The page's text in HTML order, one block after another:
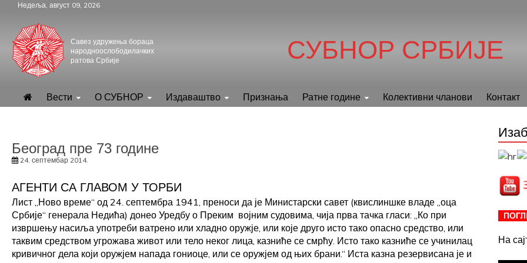
content
Недеља, август 09, 2026
Савез удружења бораца
народноослободилачких
ратова Србије
СУБНОР СРБИЈЕ
СУБНОР Србијe
Вести О СУБНОР Издаваштво Признања Ратне године Колективни чланови Контакт
Београд пре 73 године
24. септембар 2014.
АГЕНТИ СА ГЛАВОМ У ТОРБИ
Лист „Ново време“ од 24. септембра 1941, преноси да је Министарски савет (квислиншке владе „оца
Србије“ генерала Недића) донео Уредбу о Преким војним судовима, чија прва тачка гласи: „Ко при
извршењу насиља употреби ватрено или хладно оружје, или које друго исто тако опасно средство, или
таквим средством угрожава живот или тело неког лица, казниће се смрћу. Исто тако казниће се учинилац
кривичног дела који оружјем напада гониоце, или се оружјем од њих брани.“ Иста казна резервисана је и
На